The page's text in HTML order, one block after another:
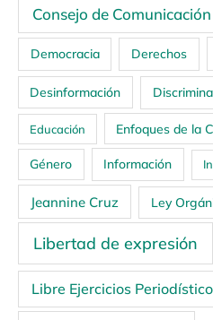
Consejo de Comunicación
Democracia Derechos
Desinformación
Educación Enfoques de la
Género Información
Jeannine Cruz Ley
Libertad de expresión
Libre Ejercicios Periodístico